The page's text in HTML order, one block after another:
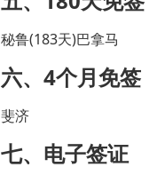
秘鲁(183天)巴拿马
六、4个月免签
斐济
七、电子签证